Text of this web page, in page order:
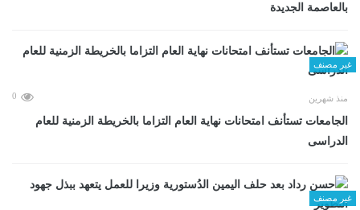
بالعاصمة الجديدة
غير مصنف
منذ شهرين 0
الجامعات تستأنف امتحانات نهاية العام التزاما بالخريطة الزمنية للعام
الدراسى
غير مصنف